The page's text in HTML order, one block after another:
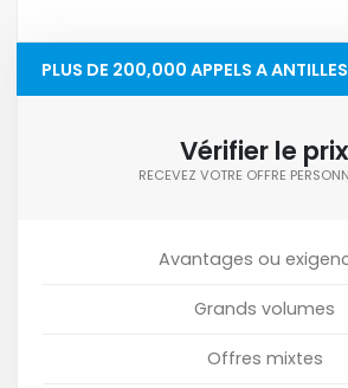
PLUS DE 200,000 APPELS A
Vérifier le prix
RECEVEZ VOTRE OFFRE
Avantages ou
Grands volumes
Offres mixtes